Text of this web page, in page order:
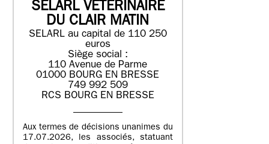
SELARL VETERINAIRE
DU CLAIR MATIN
SELARL au capital de 110 250
euros
Siège social :
110 Avenue de Parme
01000 BOURG EN BRESSE
749 992 509
RCS BOURG EN BRESSE
Aux termes de décisions unanimes du
17.07.2026, les associés, statuant